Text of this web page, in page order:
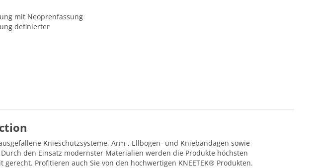
mit Neoprenfassung
definierter
Knieschutzsysteme, Arm-, Ellbogen- und Kniebandagen sowie
den Einsatz modernster Materialien werden die Produkte höchsten
Profitieren auch Sie von den hochwertigen KNEETEK® Produkten.